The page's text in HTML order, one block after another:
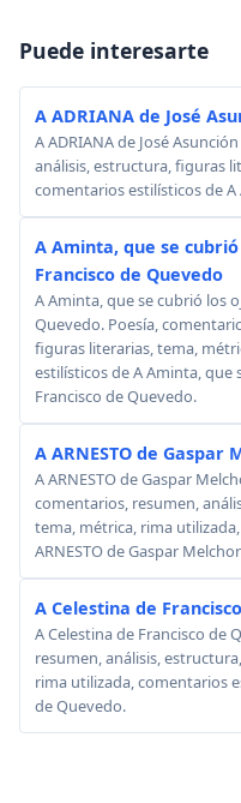
Puede interesarte
A ADRIANA de José
A ADRIANA de José
análisis, estructura, figuras
comentarios estilísticos de A
A Aminta, que se
Francisco de Quevedo
A Aminta, que se cubrió los
Quevedo. Poesía,
figuras literarias, tema,
estilísticos de A Aminta, que
Francisco de Quevedo.
A ARNESTO de Gaspar
A ARNESTO de Gaspar
comentarios, resumen,
tema, métrica, rima
ARNESTO de Gaspar
A Celestina de
A Celestina de Francisco de
resumen, análisis,
rima utilizada, comentarios
de Quevedo.